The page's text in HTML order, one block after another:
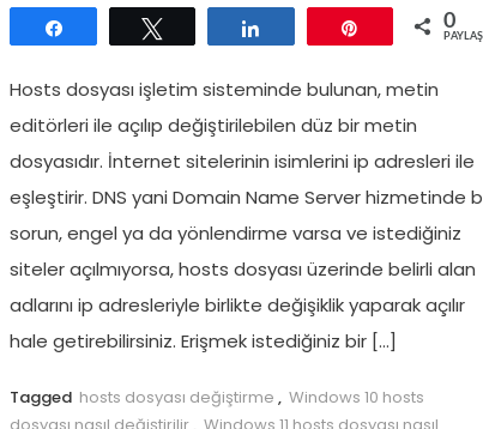
0
Hosts dosyası işletim sisteminde bulunan, metin
editörleri ile açılıp değiştirilebilen düz bir metin
dosyasıdır. İnternet sitelerinin isimlerini ip adresleri ile
eşleştirir. DNS yani Domain Name Server hizmetinde
sorun, engel ya da yönlendirme varsa ve istediğiniz
siteler açılmıyorsa, hosts dosyası üzerinde belirli alan
adlarını ip adresleriyle birlikte değişiklik yaparak açılır
hale getirebilirsiniz. Erişmek istediğiniz bir […]
Tagged hosts dosyası değiştirme , Windows 10 hosts
dosyası nasıl değiştirilir, Windows 11 hosts dosyası nasıl